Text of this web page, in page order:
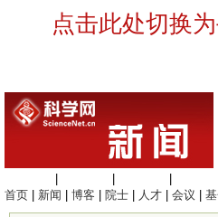
点击此处切换
首页
新闻 博客 院士 人才 会议 基